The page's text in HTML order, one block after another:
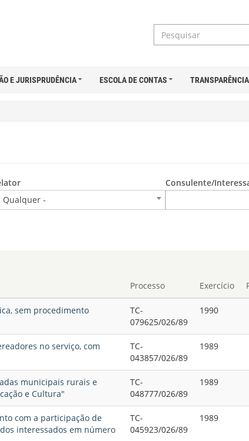
E JURISPRUDÊNCIA ESCOLA DE CONTAS TRANSPARÊNCIA
Qualquer -
Consulente/
Processo Exercício
sem procedimento
TC-
079625/026/89
1990
no serviço, com
TC-
043857/026/89
1989
municipais rurais e
e Cultura"
TC-
048777/026/89
1989
com a participação de
interessados em número
TC-
045923/026/89
1989